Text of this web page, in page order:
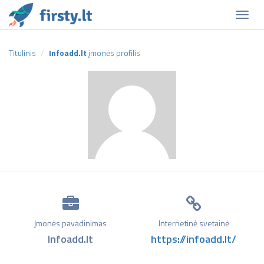
Titulinis Infoadd.lt įmonės profilis
Įmonės pavadinimas
Infoadd.lt
Internetinė svetainė
https://infoadd.lt/